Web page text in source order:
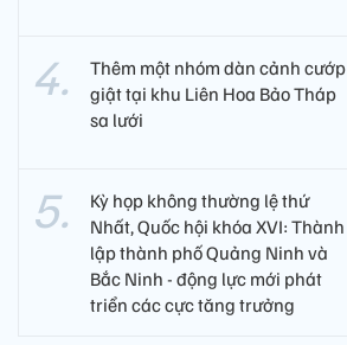
Thêm một nhóm dàn cảnh cướp
giật tại khu Liên Hoa Bảo Tháp
sa lưới
Kỳ họp không thường lệ thứ
Nhất, Quốc hội khóa XVI: Thành
lập thành phố Quảng Ninh và
Bắc Ninh - động lực mới phát
triển các cực tăng trưởng